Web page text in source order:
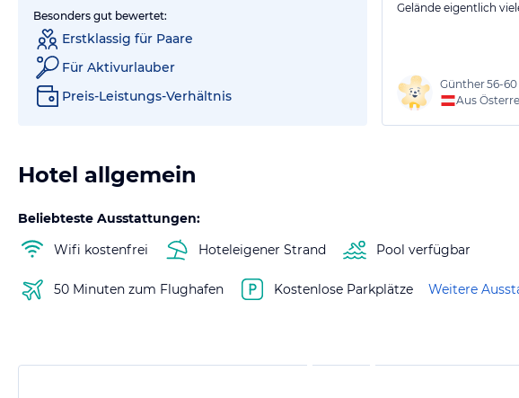
Besonders gut bewertet:
Erstklassig für Paare
Für Aktivurlauber
Preis-Leistungs-Verhältnis
Gelände eigentlich
Günther56-60
Aus
Hotel allgemein
Beliebteste Ausstattungen:
Wifi kostenfrei
Hoteleigener Strand Pool verfügbar
50 Minuten zum Flughafen Kostenlose Parkplätze Weitere